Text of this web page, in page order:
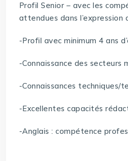
Profil Senior – avec les
attendues dans l’expression
-Profil avec minimum 4 ans
-Connaissance des secteurs
-Connaissances techniques/
-Excellentes capacités
-Anglais : compétence